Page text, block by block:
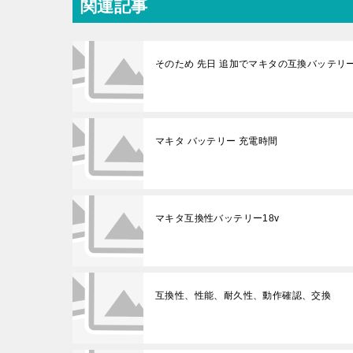
関連記事
そのため 先日 追加でマキタの互換バッテリ
マキタ バッテリー 充電時間
マキタ互換性バッテリー18v
互換性、性能、耐久性、動作確認、交換